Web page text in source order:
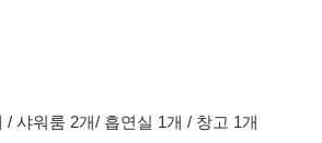
/ 샤워룸 2개/ 흡연실 1개 / 창고 1개